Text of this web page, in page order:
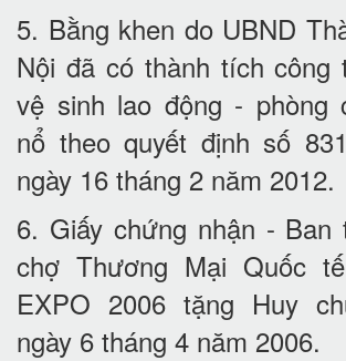
5. Bằng khen do UBND
Nội đã có thành tích công
vệ sinh lao động - phòng
nổ theo quyết định số
ngày 16 tháng 2 năm 2012.
6. Giấy chứng nhận - Ban
chợ Thương Mại Quốc
EXPO 2006 tặng Huy
ngày 6 tháng 4 năm 2006.